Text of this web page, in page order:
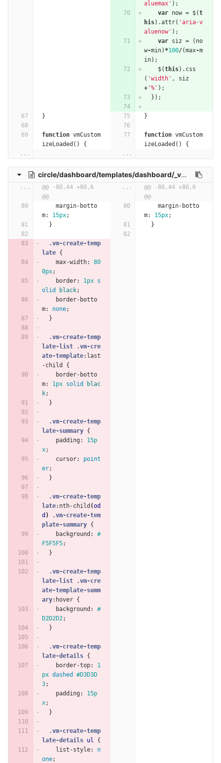
aluemax' );
var now = $(t
his).attr( 'aria-v
aluenow' );
var siz = ( no
w-min) *100/(max-m
in);
$(this). css
( 'width' ,
siz
+ '%' );
});
} }
function vmCustom
izeLoaded () {
function vmCustom
izeLoaded ()
{
...
...
circle/dashboard/templates/dashboard/_vm-create-1.html
...
@@ -80,44 +80,6
@@
...
@@ -80,44 +80,6
@@
margin-botto
m: 15px;
margin-botto
m: 15px;
}
}
.vm-create-temp
late {
max-width:
80
0px;
border: 1px s
olid
black;
border-botto
m: none;
}
.vm-create-temp
late-list
.vm-cre
ate-template:last
-child
{
border-botto
m: 1px solid
blac
k;
}
.vm-create-temp
late-summary {
padding :
15p
x;
cursor:
point
er;
}
.vm-create-temp
late:nth-child (od
d )
.vm-create-tem
plate-summary {
background :
#
F5F5F5;
}
.vm-create-temp
late-list
.vm-cre
ate-template-summ
ary:hover {
background :
#
D2D2D2;
}
.vm-create-temp
late-details {
border-top:
1
px dashed
#D3D3D
3;
padding :
15p
x;
}
.vm-create-temp
late-details ul
{
list-style:
n
one;